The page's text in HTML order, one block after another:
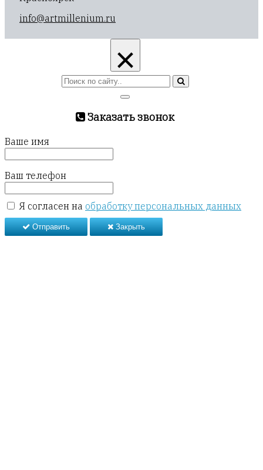
info@artmillenium.ru
×
Заказать звонок
Ваше имя
Ваш телефон
Я согласен на обработку персональных данных
Отправить Закрыть